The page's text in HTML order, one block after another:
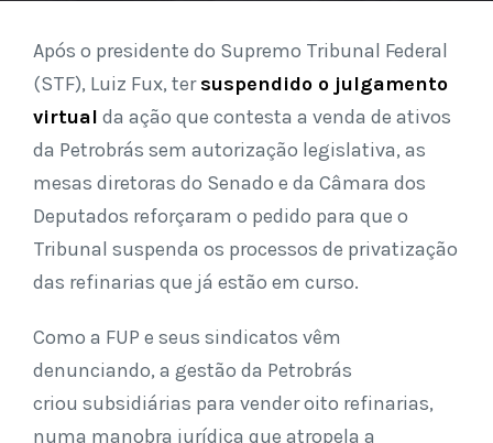
Após o presidente do Supremo Tribunal Federal
(STF), Luiz Fux, tersuspendido o julgamento
virtual da ação que contesta a venda de ativos
da Petrobrás sem autorização legislativa, as
mesas diretoras do Senado e da Câmara dos
Deputados reforçaram o pedido para que o
Tribunal suspenda os processos de privatização
das refinarias que já estão em curso.
Como a FUP e seus sindicatos vêm
denunciando, a gestão da Petrobrás
criou subsidiárias para vender oito refinarias,
numa manobra jurídica que atropela a